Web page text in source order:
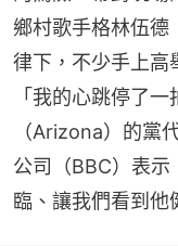
鄉村歌手格林伍
律下，不少手上高
「我的心跳停了
（Arizona）的黨
公司（BBC）表
臨、讓我們看到他